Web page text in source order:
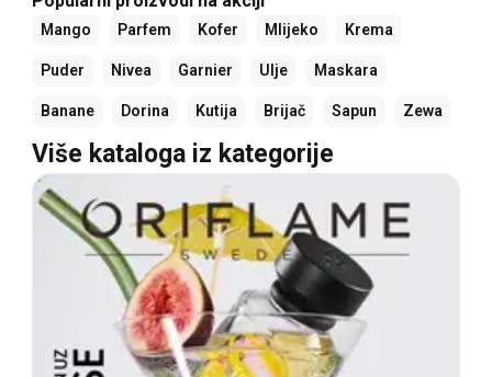
Mango Parfem Kofer Mlijeko Krema
Puder Nivea Garnier Ulje Maskara
Banane Dorina Kutija Brijač Sapun Zewa
Više kataloga iz kategorije